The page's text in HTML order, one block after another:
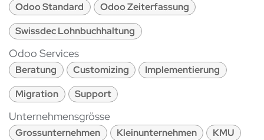
Odoo Standard
Odoo Zeiterfassung
Swissdec Lohnbuchhaltung
Odoo Services
Beratung Customizing
Implementierung
Migration
Support
Unternehmensgrösse
Grossunternehmen Kleinunternehmen KMU